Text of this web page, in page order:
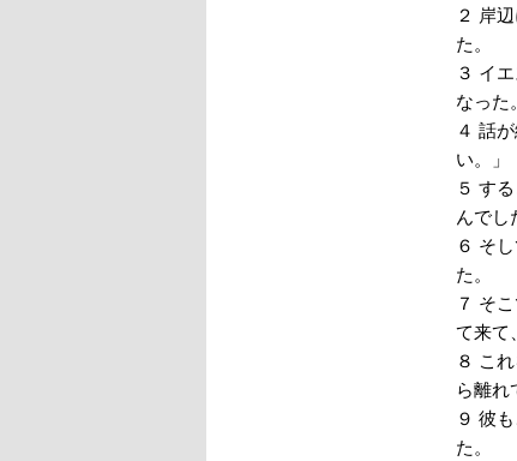
２ 岸
た。
３ イ
なった
４ 話
い。」
５ す
んでし
６ そ
た。
７ そ
て来て
８ こ
ら離れ
９ 彼
た。